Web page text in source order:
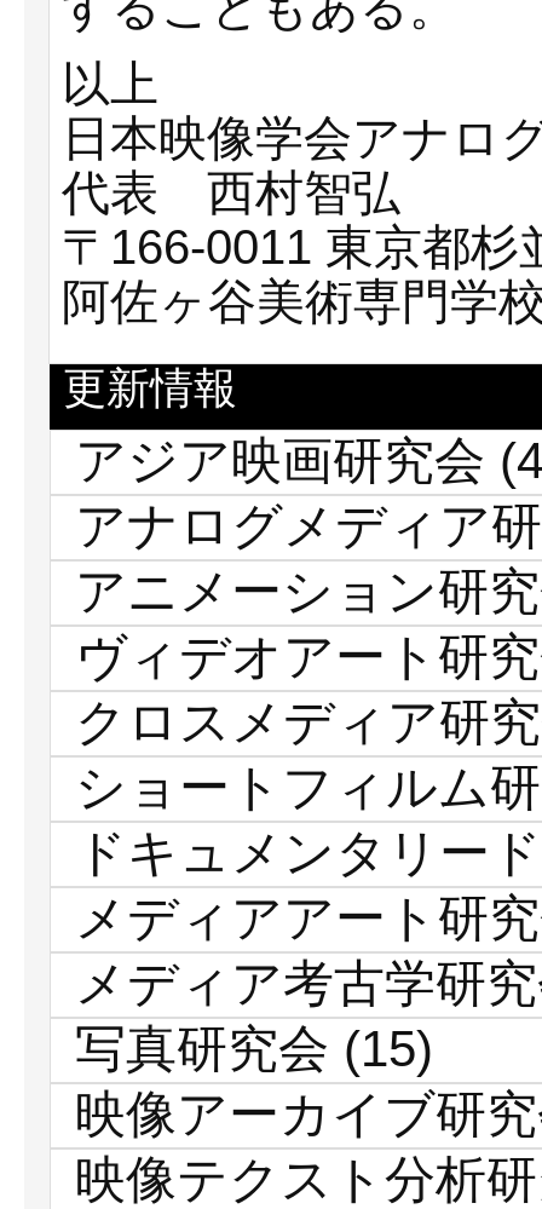
以上
日本映像学会アナロ
代表 西村智弘
〒166-0011 東京都杉
阿佐ヶ谷美術専門学
更新情報
アジア映画研究会
アナログメディア
アニメーション研
ヴィデオアート研
クロスメディア研
ショートフィルム
ドキュメンタリー
メディアアート研
メディア考古学研
写真研究会 (15)
映像アーカイブ研
映像テクスト分析